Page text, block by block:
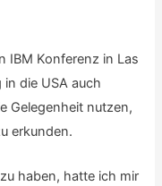
IBM Konferenz in Las
die USA auch
Gelegenheit nutzen,
erkunden.
haben, hatte ich mir